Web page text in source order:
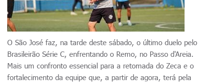
O São José faz, na tarde deste sábado, o último duelo pelo
Brasileirão Série C, enfrentando o Remo, no Passo d'Areia.
Mais um confronto essencial para a retomada do Zeca e o
fortalecimento da equipe que, a partir de agora, terá pela